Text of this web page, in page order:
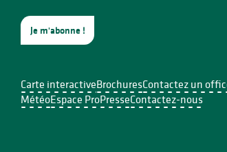
Je m'abonne !
Carte interactiveBrochuresContactez un
MétéoEspace ProPresseContactez-nous